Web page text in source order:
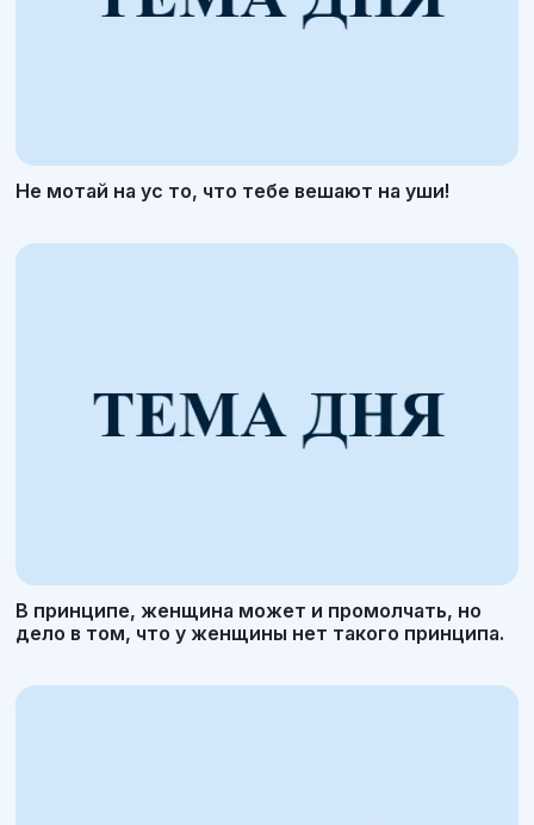
Не мотай на ус то, что тебе вешают на уши!
В принципе, женщина может и промолчать, но
дело в том, что у женщины нет такого принципа.